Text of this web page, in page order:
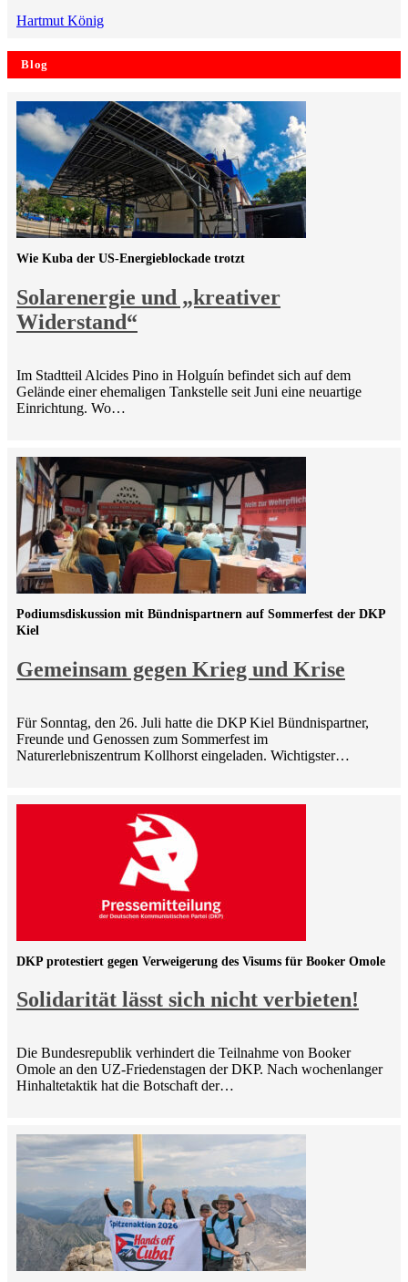
Hartmut König
Blog
Solarenergie und „kreativer
Widerstand“
Wie Kuba der US-Energieblockade trotzt
Im Stadtteil Alcides Pino in Holguín befindet sich auf dem
Gelände einer ehemaligen Tankstelle seit Juni eine neuartige
Einrichtung. Wo…
Gemeinsam gegen Krieg und Krise
Podiumsdiskussion mit Bündnispartnern auf Sommerfest der DKP
Kiel
Für Sonntag, den 26. Juli hatte die DKP Kiel Bündnispartner,
Freunde und Genossen zum Sommerfest im
Naturerlebniszentrum Kollhorst eingeladen. Wichtigster…
Solidarität lässt sich nicht verbieten!
DKP protestiert gegen Verweigerung des Visums für Booker Omole
Die Bundesrepublik verhindert die Teilnahme von Booker
Omole an den UZ-Friedenstagen der DKP. Nach wochenlanger
Hinhaltetaktik hat die Botschaft der…